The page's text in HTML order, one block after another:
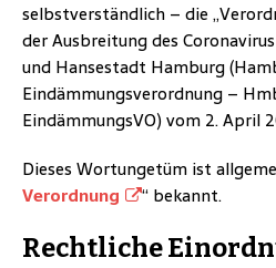
selbstverständlich – die
der Ausbreitung des
und Hansestadt Hamburg
Eindämmungsverordnung –
EindämmungsVO) vom 2. April
Dieses Wortungetüm ist
Verordnung
“ bekannt.
Rechtliche